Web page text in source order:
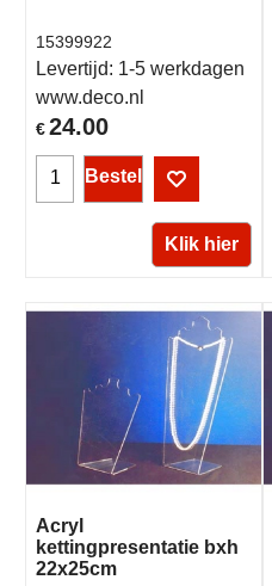
€24.00
15399922
Levertijd: 1-5 werkdagen
www.deco.nl
Bestel
Klik hier
Acryl
kettingpresentatie bxh
22x25cm